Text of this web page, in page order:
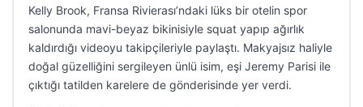
Kelly Brook, Fransa Rivierası’ndaki lüks bir otelin spor
salonunda mavi-beyaz bikinisiyle squat yapıp ağırlık
kaldırdığı videoyu takipçileriyle paylaştı. Makyajsız haliyle
doğal güzelliğini sergileyen ünlü isim, eşi Jeremy Parisi ile
çıktığı tatilden karelere de gönderisinde yer verdi.